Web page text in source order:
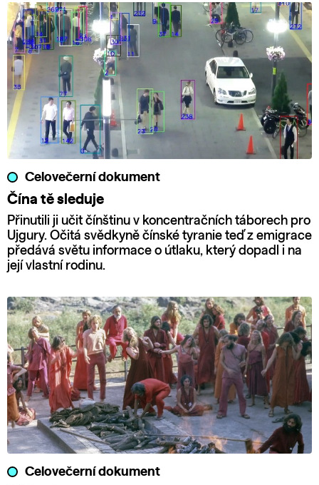
Celovečerní dokument
Čína tě sleduje
Přinutili ji učit čínštinu v koncentračních táborech pro
Ujgury. Očitá svědkyně čínské tyranie teď z emigrace
předává světu informace o útlaku, který dopadl i na
její vlastní rodinu.
Celovečerní dokument